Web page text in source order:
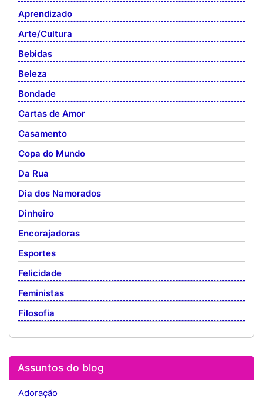
Aprendizado
Arte/Cultura
Bebidas
Beleza
Bondade
Cartas de Amor
Casamento
Copa do Mundo
Da Rua
Dia dos Namorados
Dinheiro
Encorajadoras
Esportes
Felicidade
Feministas
Filosofia
Assuntos do blog
Adoração